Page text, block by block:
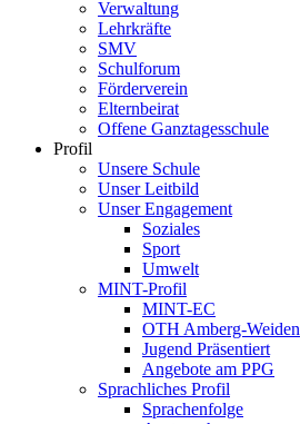
Verwaltung
Lehrkräfte
SMV
Schulforum
Förderverein
Elternbeirat
Offene Ganztagesschule
Profil
Unsere Schule
Unser Leitbild
Unser Engagement
Soziales
Sport
Umwelt
MINT-Profil
MINT-EC
OTH Amberg-Weiden
Jugend Präsentiert
Angebote am PPG
Sprachliches Profil
Sprachenfolge